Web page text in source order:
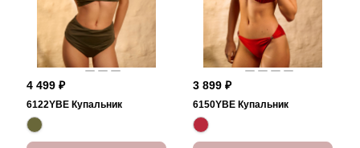
4 499 ₽
6122YBE Купальник
3 899 ₽
6150YBE Купальник